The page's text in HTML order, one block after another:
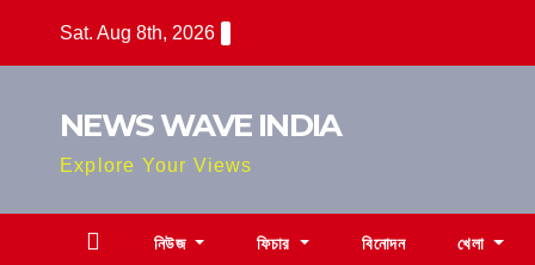
Sat. Aug 8th, 2026
NEWS WAVE INDIA
Explore Your Views
নিউজ ফিচার বিনোদন খেলা